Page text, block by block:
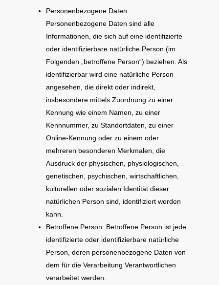
Personenbezogene Daten:
Personenbezogene Daten sind alle
Informationen, die sich auf eine identifizierte
oder identifizierbare natürliche Person (im
Folgenden „betroffene Person“) beziehen. Als
identifizierbar wird eine natürliche Person
angesehen, die direkt oder indirekt,
insbesondere mittels Zuordnung zu einer
Kennung wie einem Namen, zu einer
Kennnummer, zu Standortdaten, zu einer
Online-Kennung oder zu einem oder
mehreren besonderen Merkmalen, die
Ausdruck der physischen, physiologischen,
genetischen, psychischen, wirtschaftlichen,
kulturellen oder sozialen Identität dieser
natürlichen Person sind, identifiziert werden
kann.
Betroffene Person: Betroffene Person ist jede
identifizierte oder identifizierbare natürliche
Person, deren personenbezogene Daten von
dem für die Verarbeitung Verantwortlichen
verarbeitet werden.